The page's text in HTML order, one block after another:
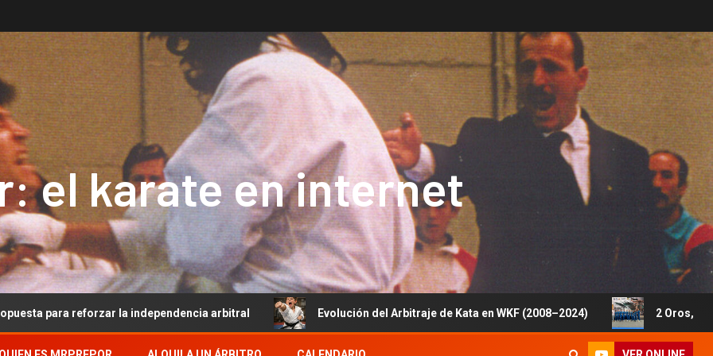
el karate en internet
la independencia arbitral Evolución del Arbitraje de Kata en WKF (2008–2024) 2 Oros, 1 Plata y 5